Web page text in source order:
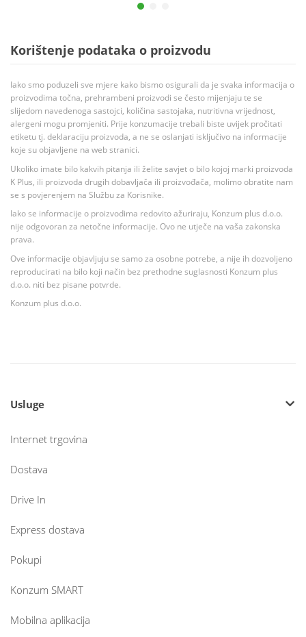
Korištenje podataka o proizvodu
Iako smo poduzeli sve mjere kako bismo osigurali da je svaka informacija o
proizvodima točna, prehrambeni proizvodi se često mijenjaju te se
slijedom navedenoga sastojci, količina sastojaka, nutritivna vrijednost,
alergeni mogu promjeniti. Prije konzumacije trebali biste uvijek pročitati
etiketu tj. deklaraciju proizvoda, a ne se oslanjati isključivo na informacije
koje su objavljene na web stranici.
Ukoliko imate bilo kakvih pitanja ili želite savjet o bilo kojoj marki proizvoda
K Plus, ili proizvoda drugih dobavljača ili proizvođača, molimo obratite nam
se s povjerenjem na Službu za Korisnike.
Iako se informacije o proizvodima redovito ažuriraju, Konzum plus d.o.o.
nije odgovoran za netočne informacije. Ovo ne utječe na vaša zakonska
prava.
Ove informacije objavljuju se samo za osobne potrebe, a nije ih dozvoljeno
reproducirati na bilo koji način bez prethodne suglasnosti Konzum plus
d.o.o. niti bez pisane potvrde.
Konzum plus d.o.o.
Usluge
Internet trgovina
Dostava
Drive In
Express dostava
Pokupi
Konzum SMART
Mobilna aplikacija